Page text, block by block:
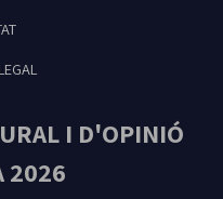
I D'OPINIÓ
2026